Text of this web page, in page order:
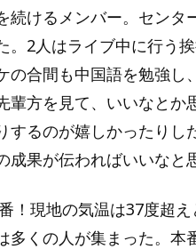
続けるメンバー。センタ
。2人はライブ中に行う
の合間も中国語を勉強し
輩方を見て、いいなと
するのが嬉しかったりし
果が伝わればいいなと
！現地の気温は37度超
多くの人が集まった。本